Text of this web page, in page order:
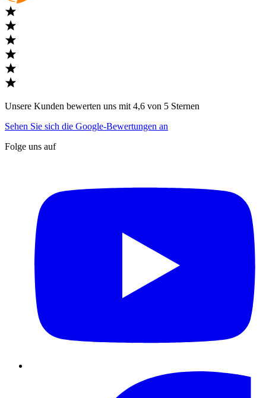
Unsere Kunden bewerten uns mit 4,6 von 5 Sternen
Sehen Sie sich die Google-Bewertungen an
Folge uns auf